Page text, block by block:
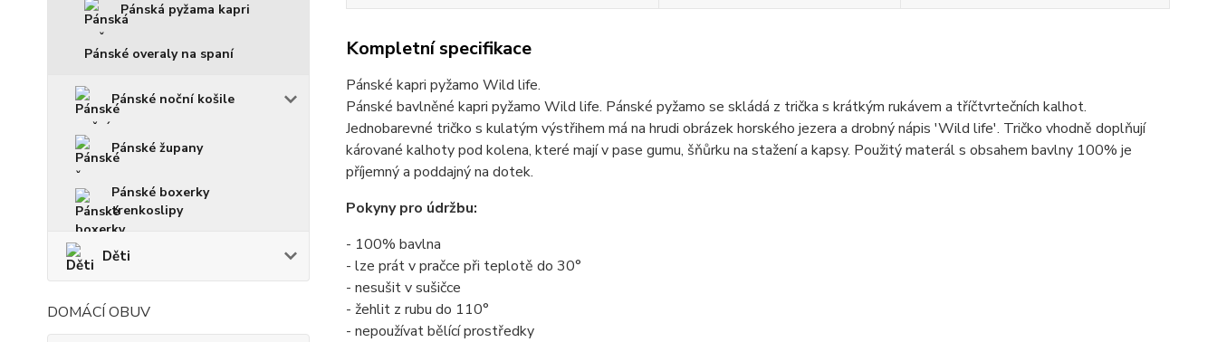
Pánská pyžama kapri
Pánské overaly na spaní
Pánské noční košile
Pánské župany
Pánské boxerky
trenkoslipy
Děti
DOMÁCÍ OBUV
Kompletní specifikace
Pánské kapri pyžamo Wild life.
Pánské bavlněné kapri pyžamo Wild life. Pánské pyžamo se skládá z trička s krátkým rukávem a tříčtvrtečních kalhot.
Jednobarevné tričko s kulatým výstřihem má na hrudi obrázek horského jezera a drobný nápis 'Wild life'. Tričko vhodně doplňují
kárované kalhoty pod kolena, které mají v pase gumu, šňůrku na stažení a kapsy. Použitý materál s obsahem bavlny 100% je
příjemný a poddajný na dotek.
Pokyny pro údržbu:
- 100% bavlna
- lze prát v pračce při teplotě do 30°
- nesušit v sušičce
- žehlit z rubu do 110°
- nepoužívat bělící prostředky